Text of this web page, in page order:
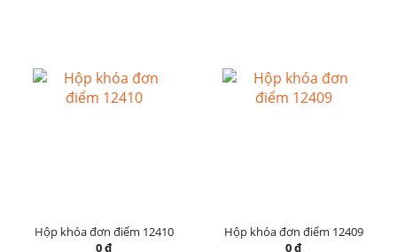
Hộp khóa đơn điểm 12410
0 đ
Hộp khóa đơn điểm 12409
0 đ